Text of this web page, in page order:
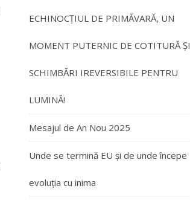
ECHINOCȚIUL DE PRIMĂVARĂ, UN
MOMENT PUTERNIC DE COTITURĂ ȘI
SCHIMBĂRI IREVERSIBILE PENTRU
LUMINĂ!
Mesajul de An Nou 2025
Unde se termină EU și de unde începe
evoluția cu inima